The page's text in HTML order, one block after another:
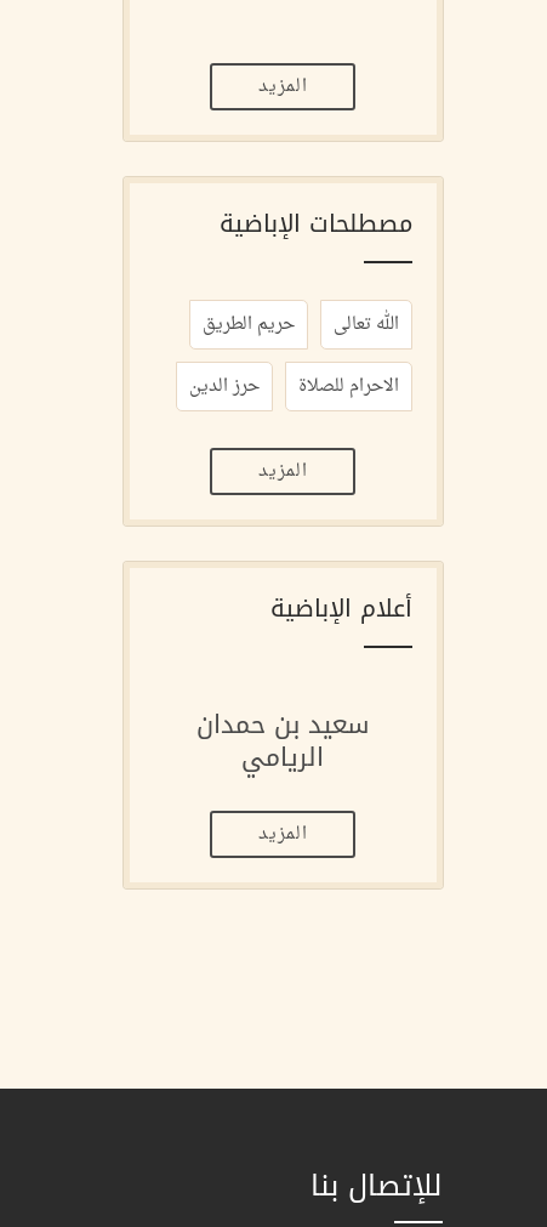
المزيد
مصطلحات الإباضية
الله تعالى
حريم الطريق
الاحرام للصلاة
حرز الدين
المزيد
أعلام الإباضية
سعيد بن حمدان
الريامي
المزيد
للإتصال بنا